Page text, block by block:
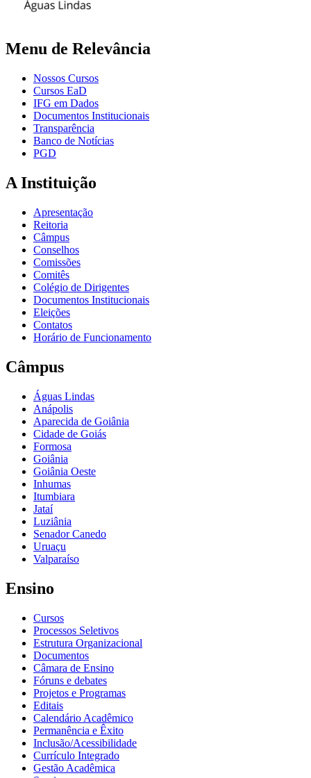
Menu de Relevância
Nossos Cursos
Cursos EaD
IFG em Dados
Documentos Institucionais
Transparência
Banco de Notícias
PGD
A Instituição
Apresentação
Reitoria
Câmpus
Conselhos
Comissões
Comitês
Colégio de Dirigentes
Documentos Institucionais
Eleições
Contatos
Horário de Funcionamento
Câmpus
Águas Lindas
Anápolis
Aparecida de Goiânia
Cidade de Goiás
Formosa
Goiânia
Goiânia Oeste
Inhumas
Itumbiara
Jataí
Luziânia
Senador Canedo
Uruaçu
Valparaíso
Ensino
Cursos
Processos Seletivos
Estrutura Organizacional
Documentos
Câmara de Ensino
Fóruns e debates
Projetos e Programas
Editais
Calendário Acadêmico
Permanência e Êxito
Inclusão/Acessibilidade
Currículo Integrado
Gestão Acadêmica